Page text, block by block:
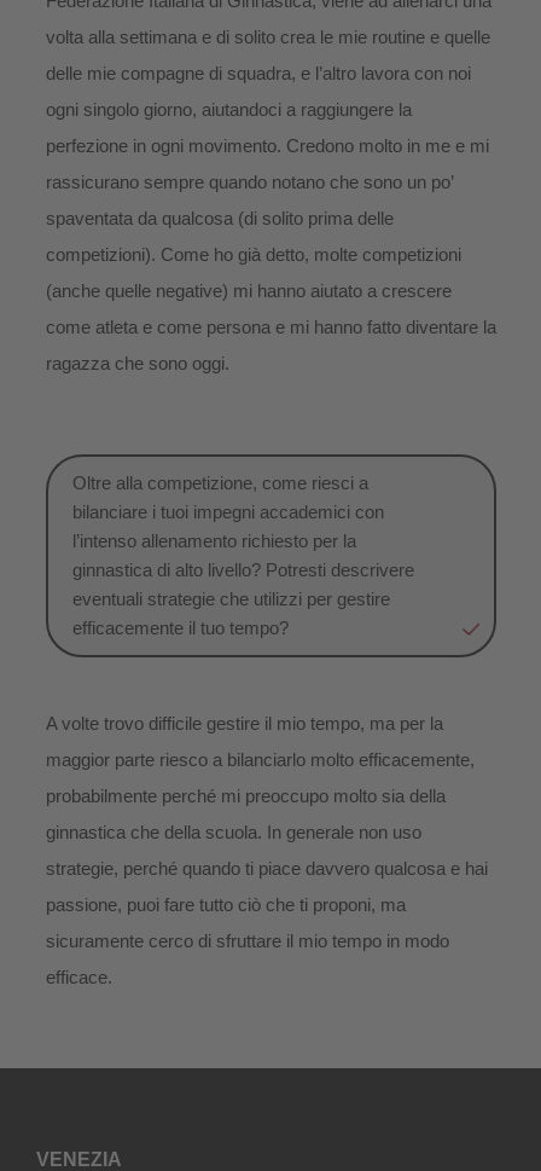
volta alla settimana e di solito crea le mie routine e quelle
delle mie compagne di squadra, e l’altro lavora con noi
ogni singolo giorno, aiutandoci a raggiungere la
perfezione in ogni movimento. Credono molto in me e mi
rassicurano sempre quando notano che sono un po’
spaventata da qualcosa (di solito prima delle
competizioni). Come ho già detto, molte competizioni
(anche quelle negative) mi hanno aiutato a crescere
come atleta e come persona e mi hanno fatto diventare la
ragazza che sono oggi.
Oltre alla competizione, come riesci a
bilanciare i tuoi impegni accademici con
l’intenso allenamento richiesto per la
ginnastica di alto livello? Potresti descrivere
eventuali strategie che utilizzi per gestire
efficacemente il tuo tempo?
A volte trovo difficile gestire il mio tempo, ma per la
maggior parte riesco a bilanciarlo molto efficacemente,
probabilmente perché mi preoccupo molto sia della
ginnastica che della scuola. In generale non uso
strategie, perché quando ti piace davvero qualcosa e hai
passione, puoi fare tutto ciò che ti proponi, ma
sicuramente cerco di sfruttare il mio tempo in modo
efficace.
VENEZIA